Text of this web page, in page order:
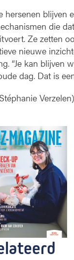
hersenen blijven
die
Ze zetten
nieuwe
“Je kan blijven
dag. Dat is
Verzelen)